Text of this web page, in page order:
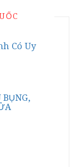
Có Uy
BỤNG,